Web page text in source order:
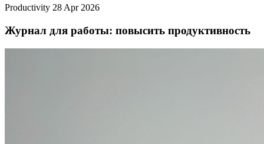
Productivity 28 Apr 2026
Журнал для работы: повысить продуктивность